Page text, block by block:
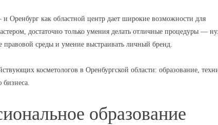
Оренбург как областной центр дает широкие возможности для
достаточно только умения делать отличные процедуры —
среды и умение выстраивать личный бренд.
косметологов в Оренбургской области: образование,
бизнеса.
образование